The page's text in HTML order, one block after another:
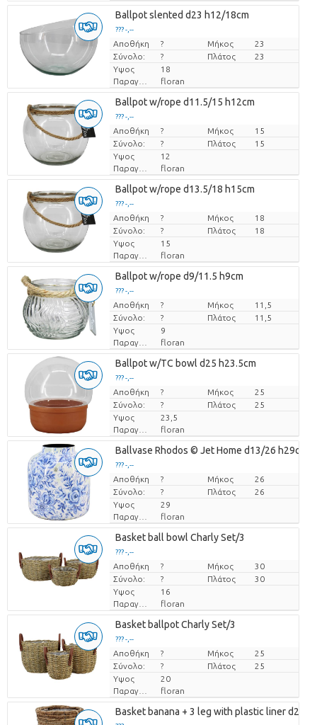
Ballpot slented d23 h12/18cm
??? -,--
Τιμή ανά τεμάχιο
Αποθήκη ? Μήκος
23
Σύνολο:
? Πλάτος
23
Υψος
18
Παραγωγός
floran
Ballpot w/rope d11.5/15 h12cm
??? -,--
Τιμή ανά τεμάχιο
Αποθήκη ? Μήκος
15
Σύνολο:
? Πλάτος
15
Υψος
12
Παραγωγός
floran
Ballpot w/rope d13.5/18 h15cm
??? -,--
Τιμή ανά τεμάχιο
Αποθήκη ? Μήκος
18
Σύνολο:
? Πλάτος
18
Υψος
15
Παραγωγός
floran
Ballpot w/rope d9/11.5 h9cm
??? -,--
Τιμή ανά τεμάχιο
Αποθήκη ? Μήκος
11,5
Σύνολο:
? Πλάτος
11,5
Υψος
9
Παραγωγός
floran
Ballpot w/TC bowl d25 h23.5cm
??? -,--
Τιμή ανά τεμάχιο
Αποθήκη ? Μήκος
25
Σύνολο:
? Πλάτος
25
Υψος
23,5
Παραγωγός
floran
Ballvase Rhodos © Jet Home d13/26 h29cm
??? -,--
Τιμή ανά τεμάχιο
Αποθήκη ? Μήκος
26
Σύνολο:
? Πλάτος
26
Υψος
29
Παραγωγός
floran
Basket ball bowl Charly Set/3
??? -,--
Τιμή ανά τεμάχιο
Αποθήκη ? Μήκος
30
Σύνολο:
? Πλάτος
30
Υψος
16
Παραγωγός
floran
Basket ballpot Charly Set/3
??? -,--
Τιμή ανά τεμάχιο
Αποθήκη ? Μήκος
25
Σύνολο:
? Πλάτος
25
Υψος
20
Παραγωγός
floran
Basket banana + 3 leg with plastic liner d21.5